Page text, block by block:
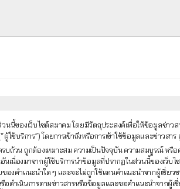
นี้ของเว็บไซต์สมาคม โดยมีวัตถุประสงค์เพื่อให้ข้อมูลข่
ช้บริการ”) โดยการเข้าถึงหรือการเข้าใช้ข้อมูลและข่าว
บถ้วน ถูกต้องเหมาะสม ความเป็นปัจจุบัน ความสมบูรณ์ ห
เนื่องมาจากผู้ใช้บริการนำข้อมูลที่ปรากฏในส่วนนี้ของเว็
งคำแนะนำใด ๆ และจะไม่ถูกใช้แทนคำแนะนำจากผู้เชี่
ดำเนินการตามข่าวสารหรือข้อมูลและขอคำแนะนำจากผู้เ